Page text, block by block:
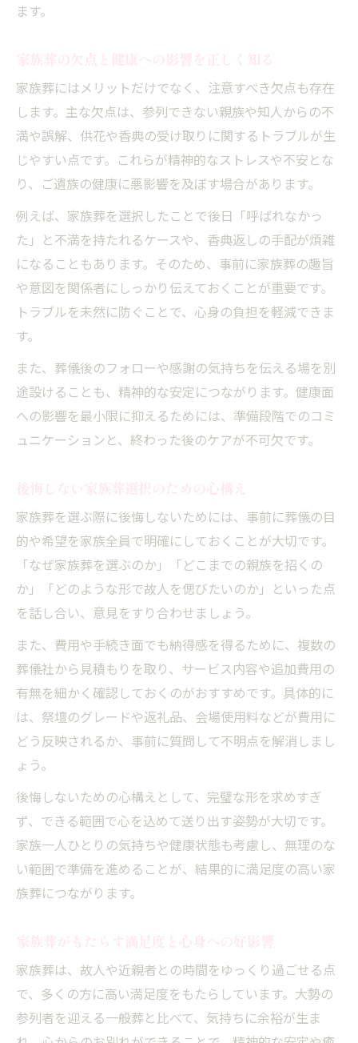
埋葬料と葬祭費の違いと家族葬での活用法
家族葬選択時に役立つ埋葬料申請の基礎知
識
国民健康保険の埋葬料と家族葬の関係性
協会けんぽの埋葬料申請と家族葬の連携術
埋葬料支給申請書の正しい書き方とポイン
ト
国民健康保険による埋葬料請求の基礎知識
家族葬時に活用できる国民健康保険埋葬料
国民健康保険葬祭費の振り込み時期を解説
家族葬選択時の埋葬料請求手続きの注意点
家族葬で埋葬料を賢く請求するための準備
ます。
家族葬にはメリットだけでなく、注意すべき欠点も存在
します。主な欠点は、参列できない親族や知人からの不
満や誤解、供花や香典の受け取りに関するトラブルが生
じやすい点です。これらが精神的なストレスや不安とな
り、ご遺族の健康に悪影響を及ぼす場合があります。
例えば、家族葬を選択したことで後日「呼ばれなかっ
た」と不満を持たれるケースや、香典返しの手配が煩雑
になることもあります。そのため、事前に家族葬の趣旨
や意図を関係者にしっかり伝えておくことが重要です。
トラブルを未然に防ぐことで、心身の負担を軽減できま
す。
また、葬儀後のフォローや感謝の気持ちを伝える場を別
途設けることも、精神的な安定につながります。健康面
への影響を最小限に抑えるためには、準備段階でのコミ
ュニケーションと、終わった後のケアが不可欠です。
家族葬を選ぶ際に後悔しないためには、事前に葬儀の目
的や希望を家族全員で明確にしておくことが大切です。
「なぜ家族葬を選ぶのか」「どこまでの親族を招くの
か」「どのような形で故人を偲びたいのか」といった点
を話し合い、意見をすり合わせましょう。
また、費用や手続き面でも納得感を得るために、複数の
葬儀社から見積もりを取り、サービス内容や追加費用の
有無を細かく確認しておくのがおすすめです。具体的に
は、祭壇のグレードや返礼品、会場使用料などが費用に
どう反映されるか、事前に質問して不明点を解消しまし
ょう。
後悔しないための心構えとして、完璧な形を求めすぎ
ず、できる範囲で心を込めて送り出す姿勢が大切です。
家族一人ひとりの気持ちや健康状態も考慮し、無理のな
い範囲で準備を進めることが、結果的に満足度の高い家
族葬につながります。
家族葬は、故人や近親者との時間をゆっくり過ごせる点
で、多くの方に高い満足度をもたらしています。大勢の
参列者を迎える一般葬と比べて、気持ちに余裕が生ま